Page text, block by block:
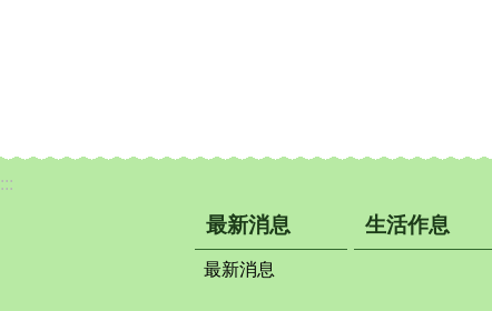
:::
最新消息
最新消息
生活作息